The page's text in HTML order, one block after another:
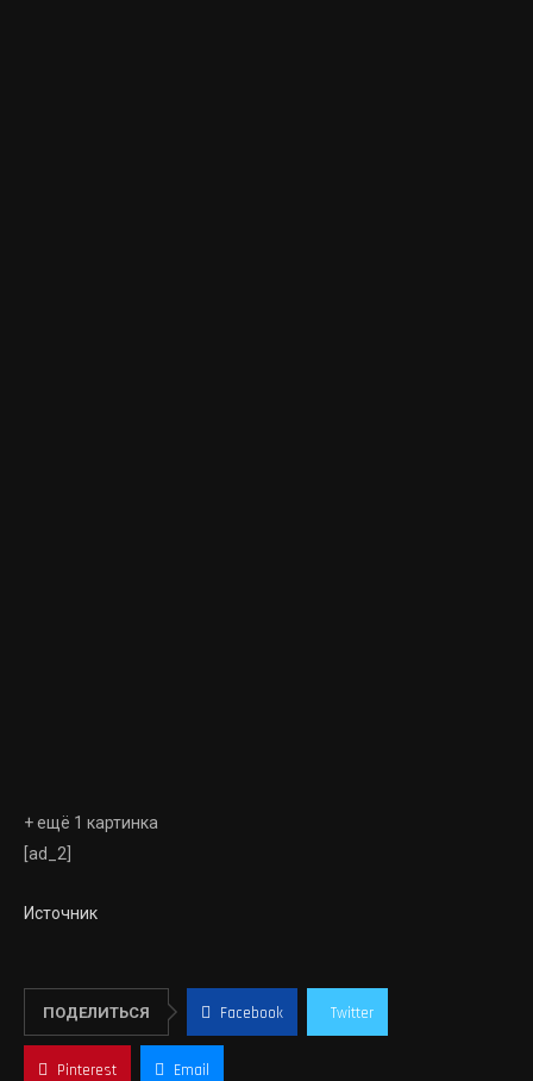
+ ещё 1 картинка
[ad_2]
Источник
ПОДЕЛИТЬСЯ Facebook Twitter
Pinterest Email